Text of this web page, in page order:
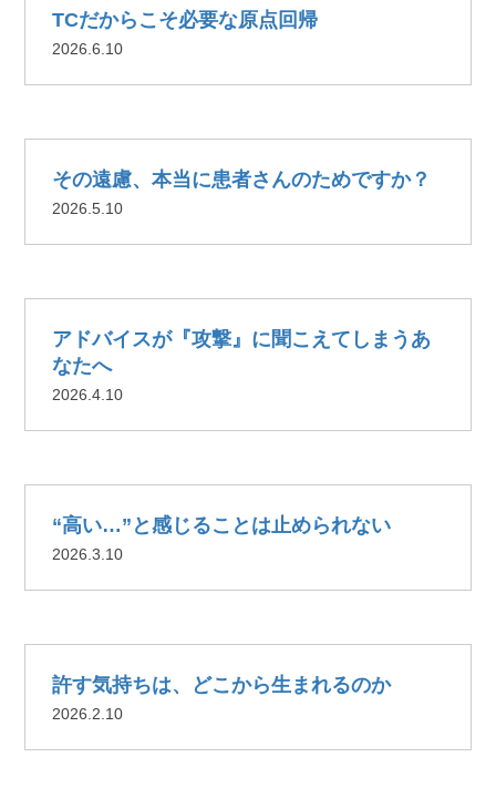
TCだからこそ必要な原点回帰
2026.6.10
その遠慮、本当に患者さんのためですか？
2026.5.10
アドバイスが『攻撃』に聞こえてしまうあ
なたへ
2026.4.10
“高い…”と感じることは止められない
2026.3.10
許す気持ちは、どこから生まれるのか
2026.2.10